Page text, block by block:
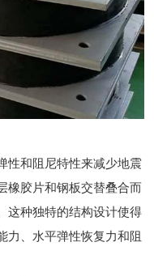
性和阻尼特性来减少地震
橡胶片和钢板交替叠合而
这种独特的结构设计使得
力、水平弹性恢复力和阻